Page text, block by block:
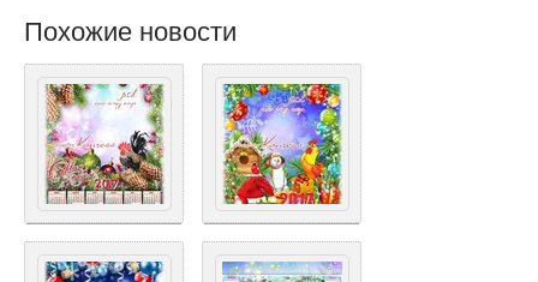
Похожие новости